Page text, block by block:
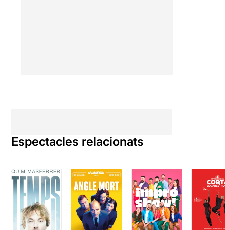
Espectacles relacionats